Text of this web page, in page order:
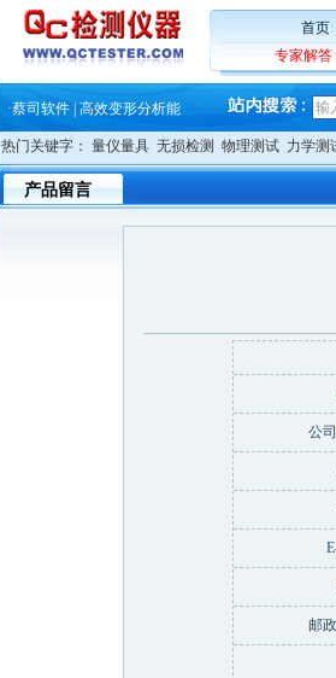
首页:
专家解答:
铸就AI服务器质量动脉 – 高
ZEISS BOSELLO ADR 让内部缺
蔡司和亿纬锂能达成战略合作
·大牌云集 买家升级 ——26
·蔡司软件 | 高效变形分析能
·铸就AI服务器质量动脉 – 高
·铸就AI服务器质量动脉 – 高
·ZEISS BOSELLO ADR 让内部缺
·蔡司和亿纬锂能达成战略合作
热门关键字： 量仪量具 无损检测 物理测试 力学测
产品留言
公
邮